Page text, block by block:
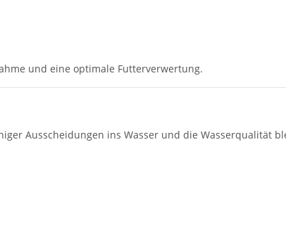
und eine optimale Futterverwertung.
Ausscheidungen ins Wasser und die Wasserqualität